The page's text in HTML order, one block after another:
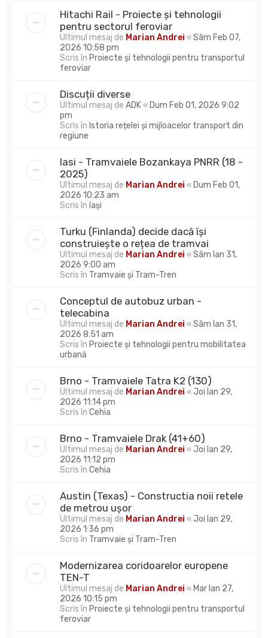
Hitachi Rail - Proiecte și tehnologii
pentru sectorul feroviar
Ultimul mesaj de Marian Andrei «Sâm Feb 07,
2026 10:58 pm
Scris în Proiecte și tehnologii pentru transportul
feroviar
Discuții diverse
Ultimul mesaj de ADK« Dum Feb 01, 2026 9:02
pm
Scris în Istoria rețelei și mijloacelor transport din
regiune
Iasi - Tramvaiele Bozankaya PNRR (18 -
2025)
Ultimul mesaj de Marian Andrei « Dum Feb 01,
2026 10:23 am
Scris în Iași
Turku (Finlanda) decide dacă își
construiește o rețea de tramvai
Ultimul mesaj de Marian Andrei «Sâm Ian 31,
2026 9:00 am
Scris în Tramvaie și Tram-Tren
Conceptul de autobuz urban -
telecabina
Ultimul mesaj de Marian Andrei «Sâm Ian 31,
2026 8:51 am
Scris în Proiecte și tehnologii pentru mobilitatea
urbană
Brno - Tramvaiele Tatra K2 (130)
Ultimul mesaj de Marian Andrei « Joi Ian 29,
2026 11:14 pm
Scris în Cehia
Brno - Tramvaiele Drak (41+60)
Ultimul mesaj de Marian Andrei « Joi Ian 29,
2026 11:12 pm
Scris în Cehia
Austin (Texas) - Constructia noii retele
de metrou ușor
Ultimul mesaj de Marian Andrei « Joi Ian 29,
2026 1:36 pm
Scris în Tramvaie și Tram-Tren
Modernizarea coridoarelor europene
TEN-T
Ultimul mesaj de Marian Andrei « Mar Ian 27,
2026 10:15 pm
Scris în Proiecte și tehnologii pentru transportul
feroviar